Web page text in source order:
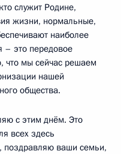
служит Родине,
жизни, нормальные,
наиболее
– это передовое
что мы сейчас решаем
нашей
общества.
с этим днём. Это
всех здесь
поздравляю ваши семьи,